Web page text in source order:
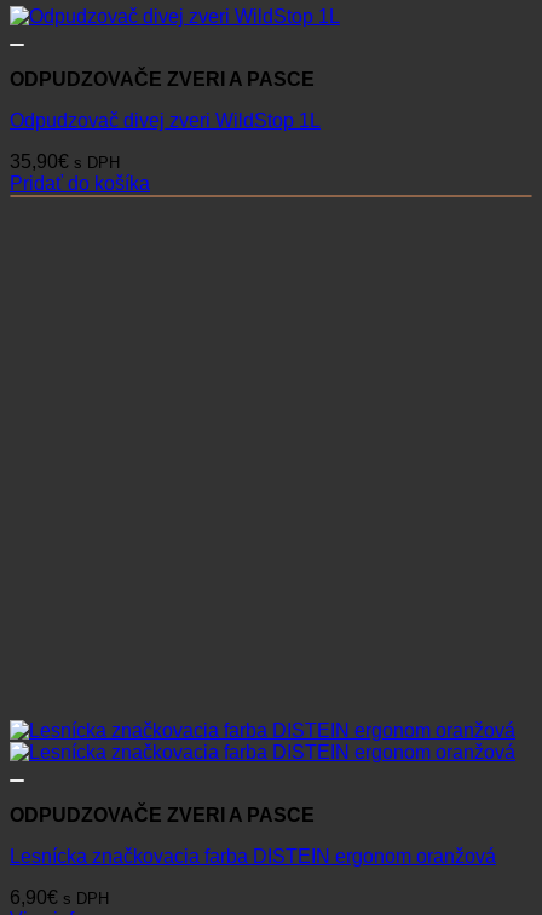
ODPUDZOVAČE ZVERI A PASCE
Odpudzovač divej zveri WildStop 1L
35,90€ s DPH
Pridať do košíka
ODPUDZOVAČE ZVERI A PASCE
Lesnícka značkovacia farba DISTEIN ergonom oranžová
6,90€ s DPH